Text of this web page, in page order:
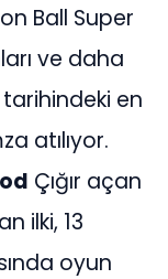
Ball Super
ve daha
tarihindeki en
atılıyor.
Çığır açan
ilki, 13
oyun